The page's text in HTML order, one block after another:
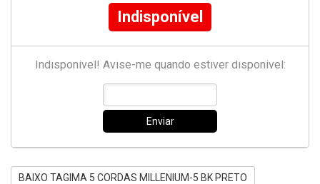
Indisponível
Indisponível! Avise-me quando estiver disponível:
Enviar
BAIXO TAGIMA 5 CORDAS MILLENIUM-5 BK PRETO